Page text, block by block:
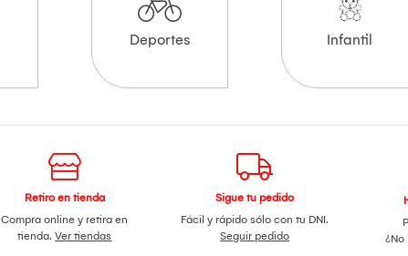
Deportes Infantil
Retiro en tienda
Compra online y retira en
tienda.Ver tiendas
Sigue tu pedido
Fácil y rápido sólo con tu DNI.
Seguir pedido
¿No